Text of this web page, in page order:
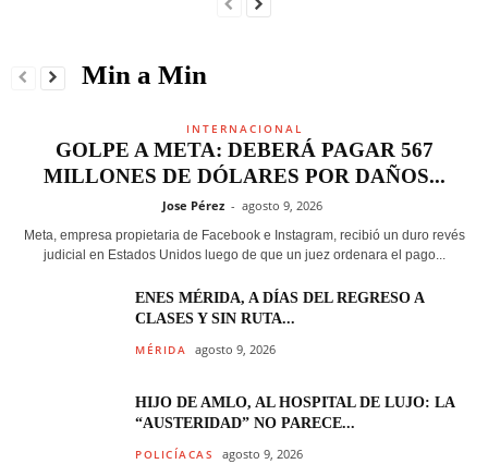
Min a Min
INTERNACIONAL
GOLPE A META: DEBERÁ PAGAR 567
MILLONES DE DÓLARES POR DAÑOS...
Jose Pérez - agosto 9, 2026
Meta, empresa propietaria de Facebook e Instagram, recibió un duro revés
judicial en Estados Unidos luego de que un juez ordenara el pago...
ENES MÉRIDA, A DÍAS DEL REGRESO A
CLASES Y SIN RUTA...
MÉRIDA agosto 9, 2026
HIJO DE AMLO, AL HOSPITAL DE LUJO: LA
“AUSTERIDAD” NO PARECE...
POLICÍACAS agosto 9, 2026